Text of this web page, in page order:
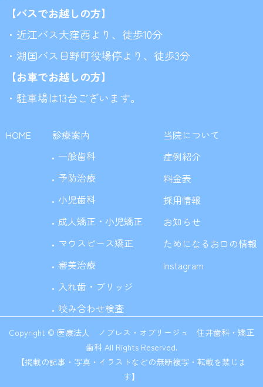
【バスでお越しの方】
・近江バス大窪西より、徒歩10分
・湖国バス日野町役場停より、徒歩3分
【お車でお越しの方】
・駐車場は13台ございます。
HOME
診療案内
一般歯科
予防治療
小児歯科
成人矯正・小児矯正
マウスピース矯正
審美治療
入れ歯・ブリッジ
咬み合わせ検査
当院について
症例紹介
料金表
採用情報
お知らせ
ためになるお口の情報
Instagram
Copyright © 医療法人 ノブレス・オブリージュ 住井歯科・矯正
歯科 All Rights Reserved.
【掲載の記事・写真・イラストなどの無断複写・転載を禁じま
す】